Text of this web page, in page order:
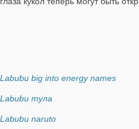
Labubu big into energy names
Labubu тула
Labubu naruto